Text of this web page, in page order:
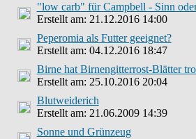
"low carb" für Campbell - Sinn
Erstellt am: 21.12.2016 14:00
Peperomia als Futter geeignet?
Erstellt am: 04.12.2016 18:47
Birne hat Birnengitterrost-Blätter
Erstellt am: 25.10.2016 20:04
Blutweiderich
Erstellt am: 21.06.2009 14:39
Sonne und Grünzeug